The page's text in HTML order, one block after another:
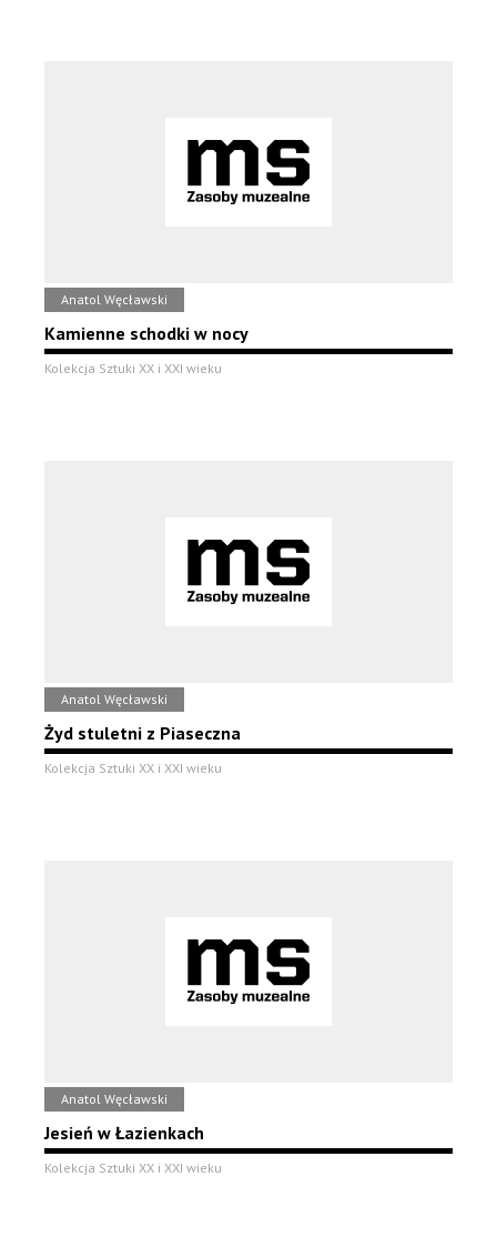
Anatol Węcławski
Kamienne schodki w nocy
Kolekcja Sztuki XX i XXI wieku
Anatol Węcławski
Żyd stuletni z Piaseczna
Kolekcja Sztuki XX i XXI wieku
Anatol Węcławski
Jesień w Łazienkach
Kolekcja Sztuki XX i XXI wieku